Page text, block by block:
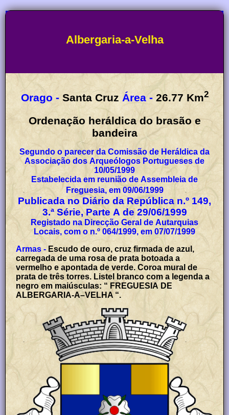
Albergaria-a-Velha
Orago - Santa Cruz Área - 26.77 Km2
Ordenação heráldica do brasão e
bandeira
Segundo o parecer da Comissão de Heráldica da
Associação dos Arqueólogos Portugueses de
10/05/1999
Estabelecida em reunião de Assembleia de
Freguesia, em 09/06/1999
Publicada no Diário da República n.º 149,
3.ª Série, Parte A de 29/06/1999
Registado na Direcção Geral de Autarquias
Locais, com o n.º 064/1999, em 07/07/1999
Armas - Escudo de ouro, cruz firmada de azul,
carregada de uma rosa de prata botoada a
vermelho e apontada de verde. Coroa mural de
prata de três torres. Listel branco com a legenda a
negro em maiúsculas: “ FREGUESIA DE
ALBERGARIA-A–VELHA “.